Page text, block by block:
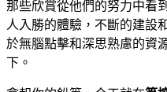
那些欣賞從他們的努力中看
人入勝的體驗，不斷的建設
於無腦點擊和深思熟慮的資
下。